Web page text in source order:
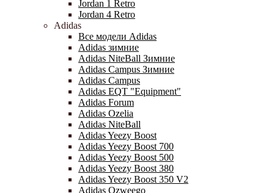
Jordan 1 Retro
Jordan 4 Retro
Adidas
Все модели Adidas
Adidas зимние
Adidas NiteBall Зимние
Adidas Campus Зимние
Adidas Campus
Adidas EQT "Equipment"
Adidas Forum
Adidas Ozelia
Adidas NiteBall
Adidas Yeezy Boost
Adidas Yeezy Boost 700
Adidas Yeezy Boost 500
Adidas Yeezy Boost 380
Adidas Yeezy Boost 350 V2
Adidas Ozweego